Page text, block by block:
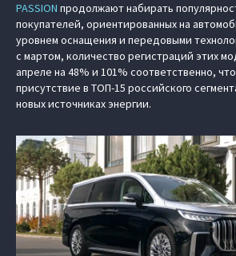
PASSION продолжают набирать
покупателей, ориентированных на
уровнем оснащения и передовыми
с мартом, количество регистраций этих
апреле на 48% и 101% соответственно,
присутствие в ТОП-15 российского
новых источниках энергии.